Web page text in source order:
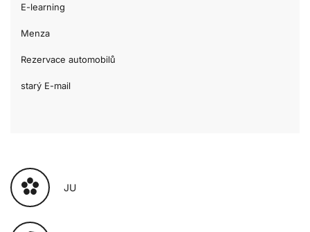
E-learning
Menza
Rezervace automobilů
starý E-mail
JU